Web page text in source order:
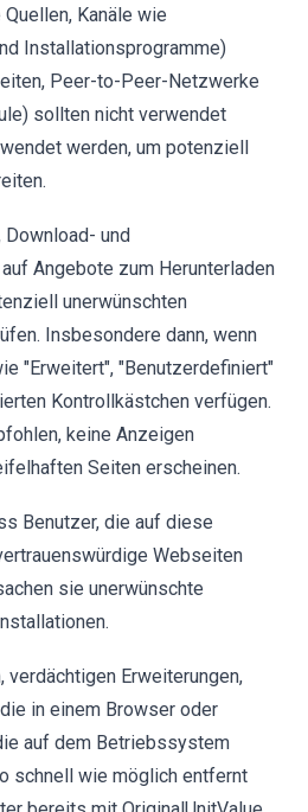
Kanäle wie
Installationsprogramme)
Peer-to-Peer-Netzwerke
sollten nicht verwendet
werden, um potenziell
Download- und
Angebote zum Herunterladen
unerwünschten
Insbesondere dann, wenn
"Erweitert", "Benutzerdefiniert"
Kontrollkästchen verfügen.
keine Anzeigen
Seiten erscheinen.
Benutzer, die auf diese
Webseiten
sie unerwünschte
verdächtigen Erweiterungen,
in einem Browser oder
auf dem Betriebssystem
schnell wie möglich entfernt